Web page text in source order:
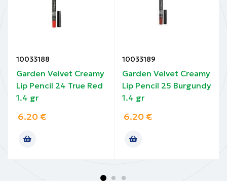
10033188
Garden Velvet Creamy
Lip Pencil 24 True Red
1.4 gr
6.20 €
10033189
Garden Velvet Creamy
Lip Pencil 25 Burgundy
1.4 gr
6.20 €